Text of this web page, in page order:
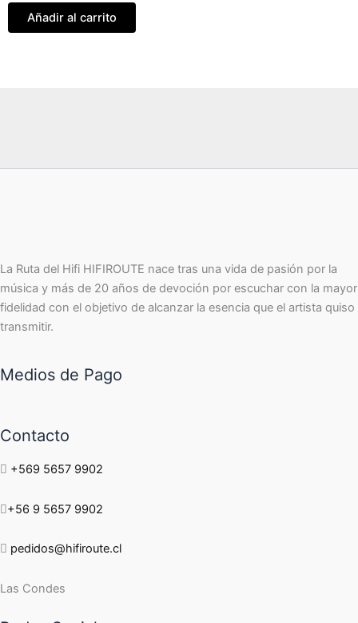
Añadir al carrito
La Ruta del Hifi HIFIROUTE nace tras una vida de pasión por la
música y más de 20 años de devoción por escuchar con la mayor
fidelidad con el objetivo de alcanzar la esencia que el artista quiso
transmitir.
Medios de Pago
Contacto
+569 5657 9902
+56 9 5657 9902
pedidos@hifiroute.cl
Las Condes